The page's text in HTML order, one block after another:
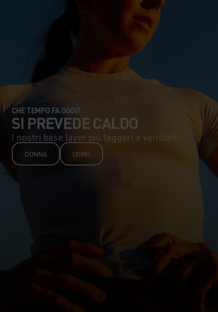
CHE TEMPO FA OGGI?
SI PREVEDE CALDO
I nostri base layer più leggeri e ventilati.
DONNA UOMO